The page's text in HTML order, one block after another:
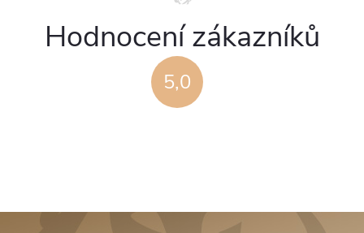
5,0
Hodnocení zákazníků